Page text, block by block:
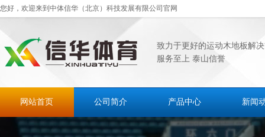
您好，欢迎来到中体信华（北京）科技发展有限公司官网
致力于更好的运动木地板解
服务至上 泰山信誉
网站首页 公司简介 产品中心 新闻